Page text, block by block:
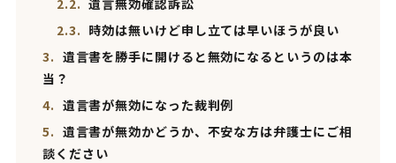
2.2. 遺言無効確認訴訟
2.3. 時効は無いけど申し立ては早いほうが良い
3. 遺言書を勝手に開けると無効になるというのは本
当？
4. 遺言書が無効になった裁判例
5. 遺言書が無効かどうか、不安な方は弁護士にご相
談ください